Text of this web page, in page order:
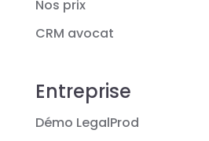
Nos prix
CRM avocat
Entreprise
Démo LegalProd